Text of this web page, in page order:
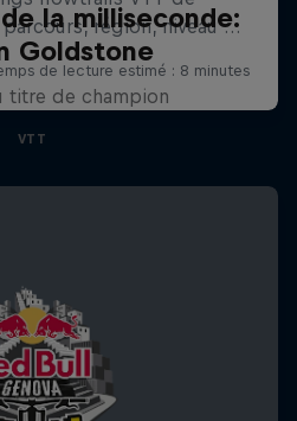
la milliseconde:
Goldstone
titre de champion
VTT